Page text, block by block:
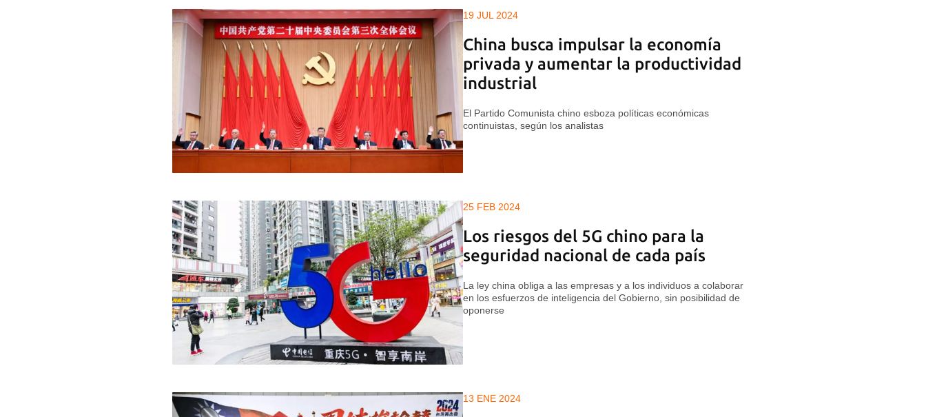
19 JUL 2024
China busca impulsar la economía
privada y aumentar la productividad
industrial
El Partido Comunista chino esboza políticas económicas
continuistas, según los analistas
25 FEB 2024
Los riesgos del 5G chino para la
seguridad nacional de cada país
La ley china obliga a las empresas y a los individuos a colaborar
en los esfuerzos de inteligencia del Gobierno, sin posibilidad de
oponerse
13 ENE 2024